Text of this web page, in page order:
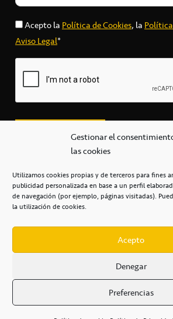
Gestionar el
las cookies
Utilizamos cookies propias y de terceros para fines
publicidad personalizada en base a un perfil
de navegación (por ejemplo, páginas visitadas).
la utilización de cookies.
Acepto
Denegar
Preferencias
Acepto laPolítica de Cookies, la
Aviso Legal*
+34 922 253 684
Casa del Deporte / 38108 – La
POLÍTICA DE PRIVACIDAD /
AVISO LEGAL /